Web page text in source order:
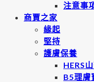
注意事
商賈之家
緣起
堅持
護膚保養
HERS
B5理膚